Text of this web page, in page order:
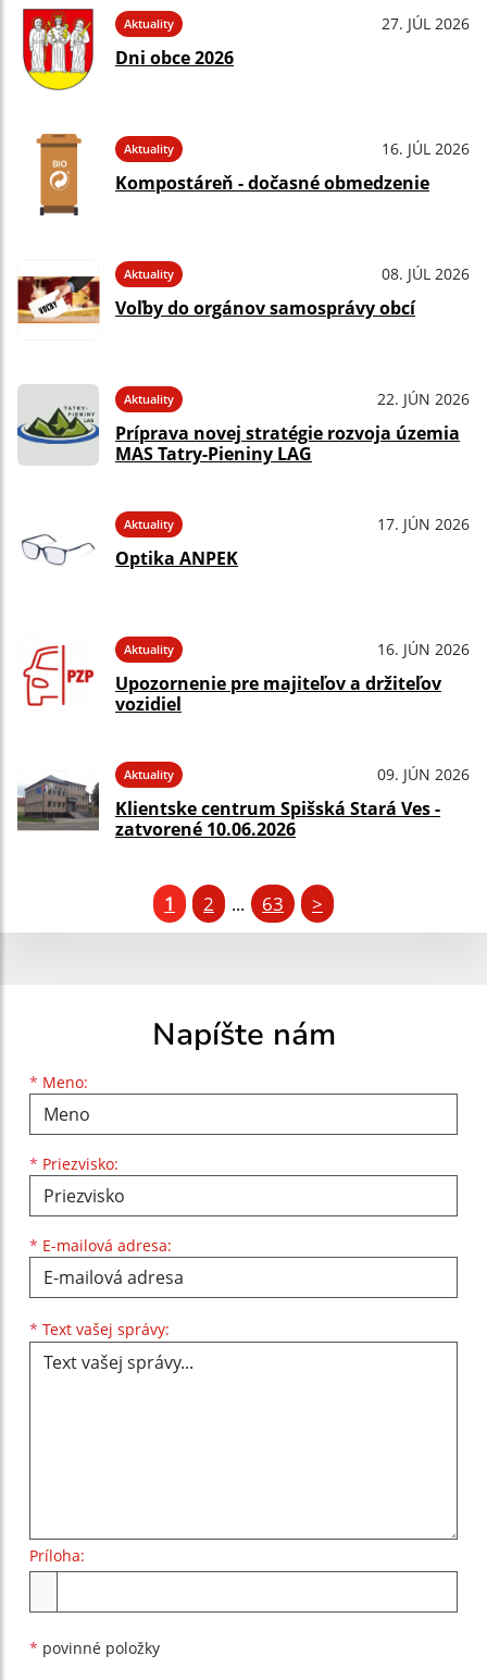
Aktuality 27. JÚL 2026
Dni obce 2026
Aktuality 16. JÚL 2026
Kompostáreň - dočasné obmedzenie
Aktuality 08. JÚL 2026
Voľby do orgánov samosprávy obcí
Aktuality 22. JÚN 2026
Príprava novej stratégie rozvoja územia
MAS Tatry-Pieniny LAG
Aktuality 17. JÚN 2026
Optika ANPEK
Aktuality 16. JÚN 2026
Upozornenie pre majiteľov a držiteľov
vozidiel
Aktuality 09. JÚN 2026
Klientske centrum Spišská Stará Ves -
zatvorené 10.06.2026
1 2 ... 63 >
Napíšte nám
* Meno:
Meno
* Priezvisko:
Priezvisko
* E-mailová adresa:
E-mailová adresa
* Text vašej správy:
Príloha:
* povinné položky